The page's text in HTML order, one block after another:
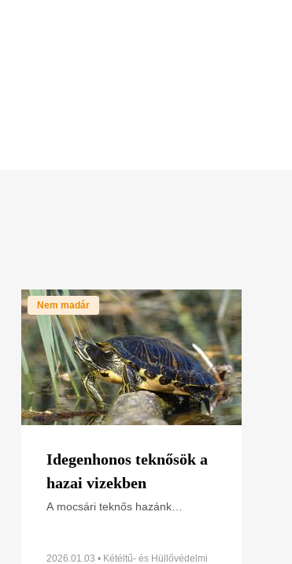
Nem madár
Idegenhonos teknősök a
hazai vizekben
A mocsári teknős hazánk
mentén, mocsaras területeken,
2026.01.03 • Kétéltű- és Hüllővédelmi